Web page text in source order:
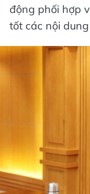
động phối hợp
tốt các nội